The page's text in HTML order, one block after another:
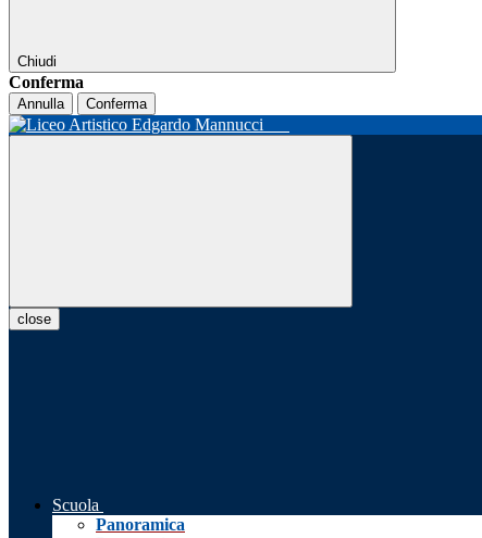
Chiudi
Conferma
Annulla Conferma
close
Scuola
Panoramica